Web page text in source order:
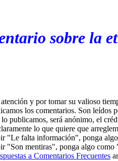
sobre la
y por tomar su valioso
los comentarios. Son leídos
lo publicamos, será anónimo, el
lo que quiere que
"Le falta información", ponga
"Son mentiras", ponga algo
a Comentarios Frecuentes